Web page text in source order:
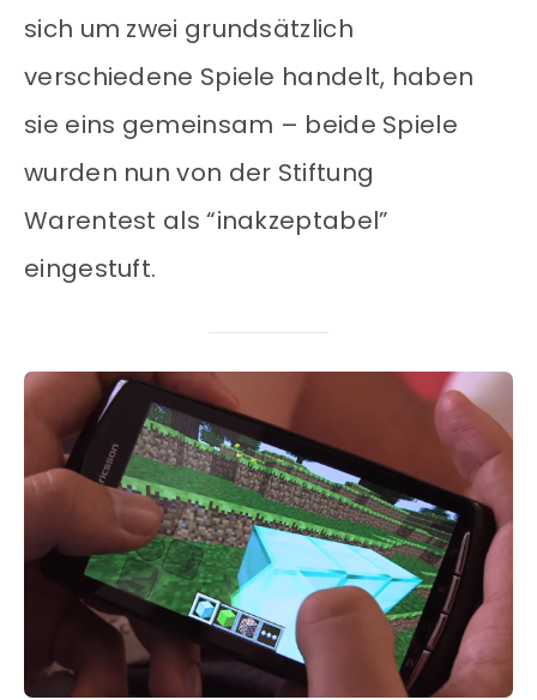
sich um zwei grundsätzlich
verschiedene Spiele handelt, haben
sie eins gemeinsam – beide Spiele
wurden nun von der Stiftung
Warentest als “inakzeptabel”
eingestuft.